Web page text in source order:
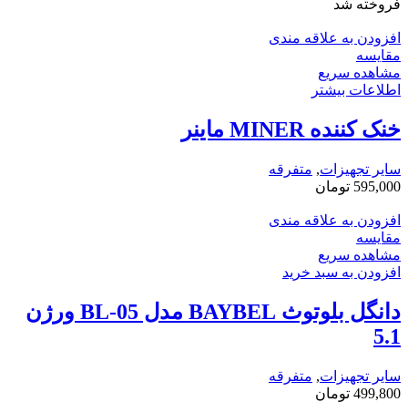
فروخته شد
افزودن به علاقه مندی
مقایسه
مشاهده سریع
اطلاعات بیشتر
خنک کننده MINER ماینر
سایر تجهیزات, متفرقه
595,000 تومان
افزودن به علاقه مندی
مقایسه
مشاهده سریع
افزودن به سبد خرید
دانگل بلوتوث BAYBEL مدل BL-05 ورژن
5.1
سایر تجهیزات, متفرقه
499,800 تومان